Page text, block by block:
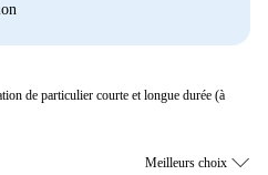
de particulier courte et longue durée (à